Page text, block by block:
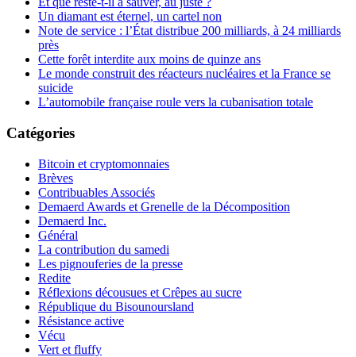
Un diamant est éternel, un cartel non
Note de service : l’État distribue 200 milliards, à 24 milliards
près
Cette forêt interdite aux moins de quinze ans
Le monde construit des réacteurs nucléaires et la France se
suicide
L’automobile française roule vers la cubanisation totale
Catégories
Bitcoin et cryptomonnaies
Brèves
Contribuables Associés
Demaerd Awards et Grenelle de la Décomposition
Demaerd Inc.
Général
La contribution du samedi
Les pignouferies de la presse
Redite
Réflexions décousues et Crêpes au sucre
République du Bisounoursland
Résistance active
Vécu
Vert et fluffy